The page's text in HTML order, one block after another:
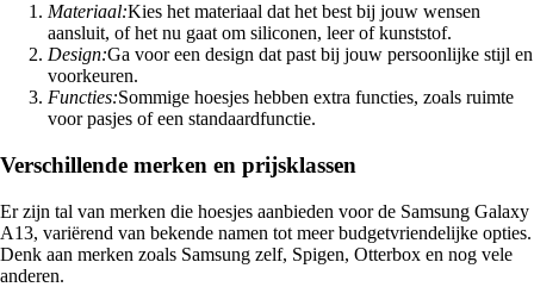
Materiaal:Kies het materiaal dat het best bij jouw wensen
aansluit, of het nu gaat om siliconen, leer of kunststof.
Design:Ga voor een design dat past bij jouw persoonlijke stijl en
voorkeuren.
Functies:Sommige hoesjes hebben extra functies, zoals ruimte
voor pasjes of een standaardfunctie.
Verschillende merken en prijsklassen
Er zijn tal van merken die hoesjes aanbieden voor de Samsung Galaxy
A13, variërend van bekende namen tot meer budgetvriendelijke opties.
Denk aan merken zoals Samsung zelf, Spigen, Otterbox en nog vele
anderen.